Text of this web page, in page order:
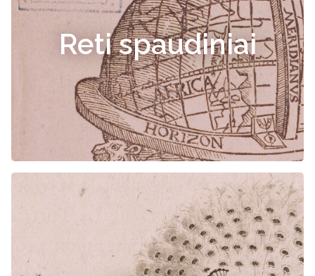
Reti spaudiniai